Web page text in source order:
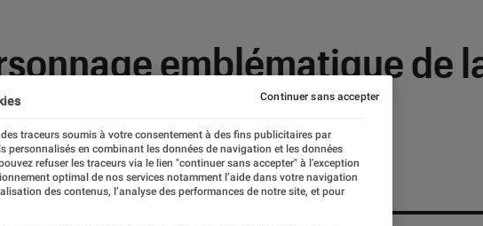
emblématique de
traceurs soumis à votre consentement à des fins publicitaires par
personnalisés en combinant les données de navigation et les données
refuser les traceurs via le lien "continuer sans accepter" à l’exception
optimal de nos services notamment l’aide dans votre navigation
des contenus, l’analyse des performances de notre site, et pour
Continuer sans accepter